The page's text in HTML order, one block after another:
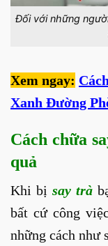
Đối với những
Xem ngay:
Xanh Đường
Cách chữa
quả
Khi bị say trà
bất cứ công
những cách như